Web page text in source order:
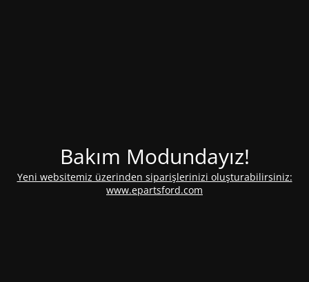
Bakım Modundayız!
Yeni websitemiz üzerinden siparişlerinizi oluşturabilirsiniz:
www.epartsford.com